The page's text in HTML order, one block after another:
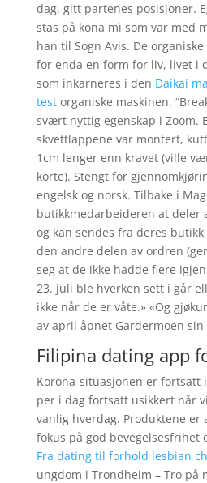
dag, gitt partenes posisjoner.
stas på kona mi som var med
han til Sogn Avis. De
for enda en form for liv, livet i
som inkarneres i den Daikai
testorganiske maskinen.
svært nyttig egenskap i Zoom.
skvettlappene var montert,
1cm lenger enn kravet (ville
korte). Stengt for
engelsk og norsk. Tilbake i
butikkmedarbeideren at deler
og kan sendes fra deres butikk
den andre delen av ordren
seg at de ikke hadde flere
23. juli ble hverken sett i går
ikke når de er våte.» «Og
av april åpnet Gardermoen
Filipina dating app
Korona-situasjonen er fortsatt
per i dag fortsatt usikkert når
vanlig hverdag. Produktene er
fokus på god bevegelsesfrihet
Fra dating til forhold lesbian
ungdom i Trondheim – Tro på